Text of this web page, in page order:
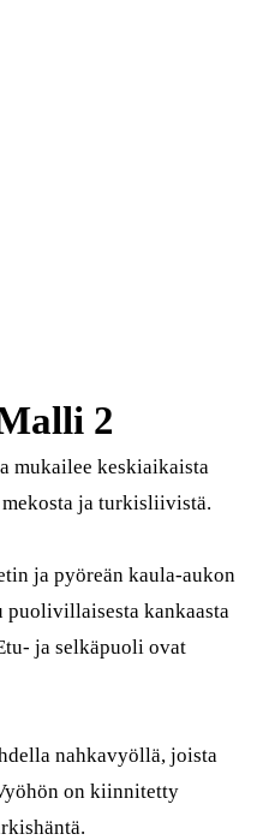
2
mukailee keskiaikaista
ja turkisliivistä.
ja pyöreän kaula-aukon
puolivillaisesta kankaasta
ja selkäpuoli ovat
nahkavyöllä, joista
on kiinnitetty